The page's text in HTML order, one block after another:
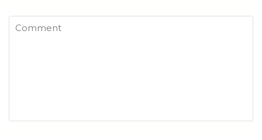
Comment